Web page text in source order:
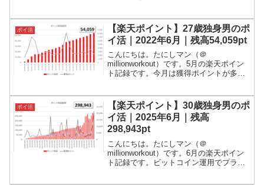
ト活動の略です。世の中には様々なポイ
ントがありま...
ポイ活
【楽天ポイント】27歳独身男のポ
イ活｜2022年6月｜残高54,059pt
こんにちは。たにしマン（＠
millionworkout）です。5月の楽天ポイン
ト記録です。今月は獲得ポイントが多く
ト活動の略です。世の中には様々なポイ
ントがありますが...
ポイ活
【楽天ポイント】30歳独身男のポ
イ活｜2025年6月｜残高
298,943pt
こんにちは。たにしマン（＠
millionworkout）です。6月の楽天ポイン
ト記録です。ビットコイン運用でプラス